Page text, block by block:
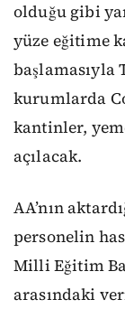
olduğu gibi
yüze eğitime
başlamasıyla
kurumlarda
kantinler,
açılacak.
AA’nın
personelin
Milli Eğitim
arasındaki